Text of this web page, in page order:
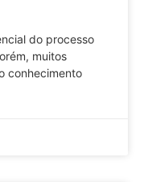
do processo
muitos
conhecimento